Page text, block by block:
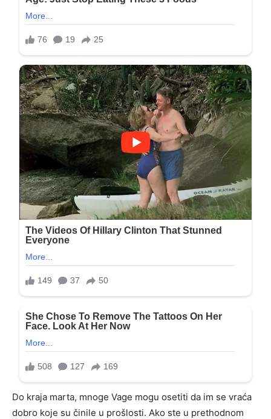
Do kraja marta, mnoge Vage mogu osetiti da im se vraća
dobro koje su činile u prošlosti. Ako ste u prethodnom